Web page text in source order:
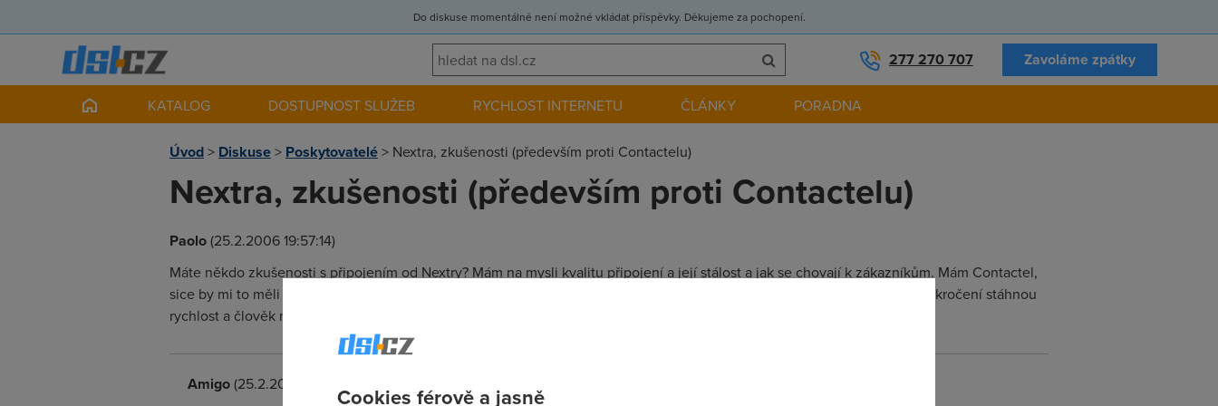
Do diskuse momentálně není možné vkládat příspěvky. Děkujeme za pochopení.
277 270 707 Zavoláme zpátky
KATALOG DOSTUPNOST SLUŽEB RYCHLOST INTERNETU ČLÁNKY PORADNA
Úvod> Diskuse> Poskytovatelé> Nextra, zkušenosti (především proti Contactelu)
Nextra, zkušenosti (především proti Contactelu)
Paolo(25.2.2006 19:57:14)
Máte někdo zkušenosti s připojením od Nextry? Mám na mysli kvalitu připojení a její stálost a jak se chovají k zákazníkům. Mám Contactel,
sice by mi to měli brzo zvednout na 2M a 10 Giga, ale u Nextry je za stejný peníze stejný připojení a limit 20 Giga a po překročení stáhnou
rychlost a člověk nemusí platit nic navíc, což u Contactelu napaří hned 2 Giga za 180 korun.
Amigo(25.2.2006 20:35:47)Cookies férově a jasně